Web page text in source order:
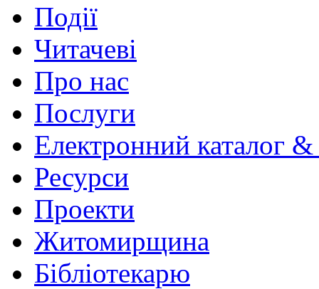
Події
Читачеві
Про нас
Послуги
Електронний каталог
Ресурси
Проекти
Житомирщина
Бібліотекарю